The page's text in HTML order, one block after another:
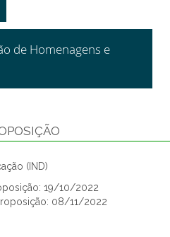
de Homenagens e
(IND)
19/10/2022
08/11/2022